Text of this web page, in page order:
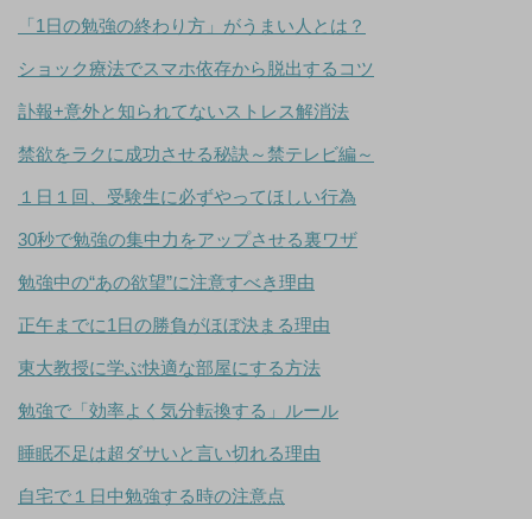
「1日の勉強の終わり方」がうまい人とは？
ショック療法でスマホ依存から脱出するコツ
訃報+意外と知られてないストレス解消法
禁欲をラクに成功させる秘訣～禁テレビ編～
１日１回、受験生に必ずやってほしい行為
30秒で勉強の集中力をアップさせる裏ワザ
勉強中の“あの欲望”に注意すべき理由
正午までに1日の勝負がほぼ決まる理由
東大教授に学ぶ快適な部屋にする方法
勉強で「効率よく気分転換する」ルール
睡眠不足は超ダサいと言い切れる理由
自宅で１日中勉強する時の注意点